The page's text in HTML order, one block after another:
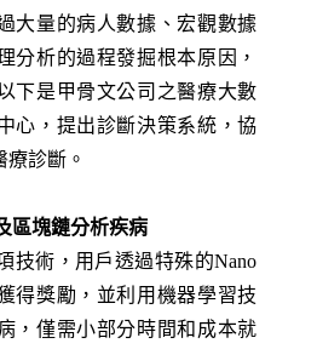
大量的病人數據、宏觀數據
分析的過程發掘根本原因，
下是甲骨文公司之醫療大數
心，提出診斷決策系統，協
診斷。
區塊鏈分析疾病
技術，用戶透過特殊的Nano
得獎勵，並利用機器學習技
，僅需小部分時間和成本就